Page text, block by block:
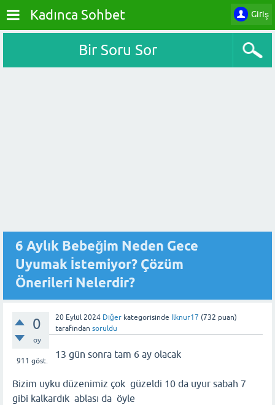
Giriş
Kadınca Sohbet
Bir Soru Sor
6 Aylık Bebeğim Neden Gece
Uyumak İstemiyor? Çözüm
Önerileri Nelerdir?
0
oy
911 göst.
20 Eylül 2024 Diğer kategorisinde Ilknur17 (732 puan)
tarafından soruldu
13 gün sonra tam 6 ay olacak
Bizim uyku düzenimiz çok güzeldi 10 da uyur sabah 7
gibi kalkardık ablası da öyle